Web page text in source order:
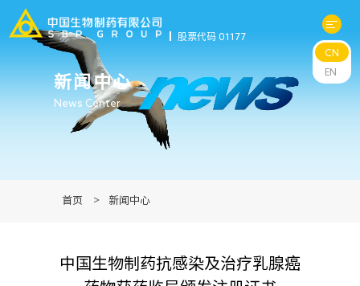
股票代码 01177
可持续发展
CN
EN
新闻中心
News Center
首页 > 新闻中心
中国生物制药抗感染及治疗乳腺癌